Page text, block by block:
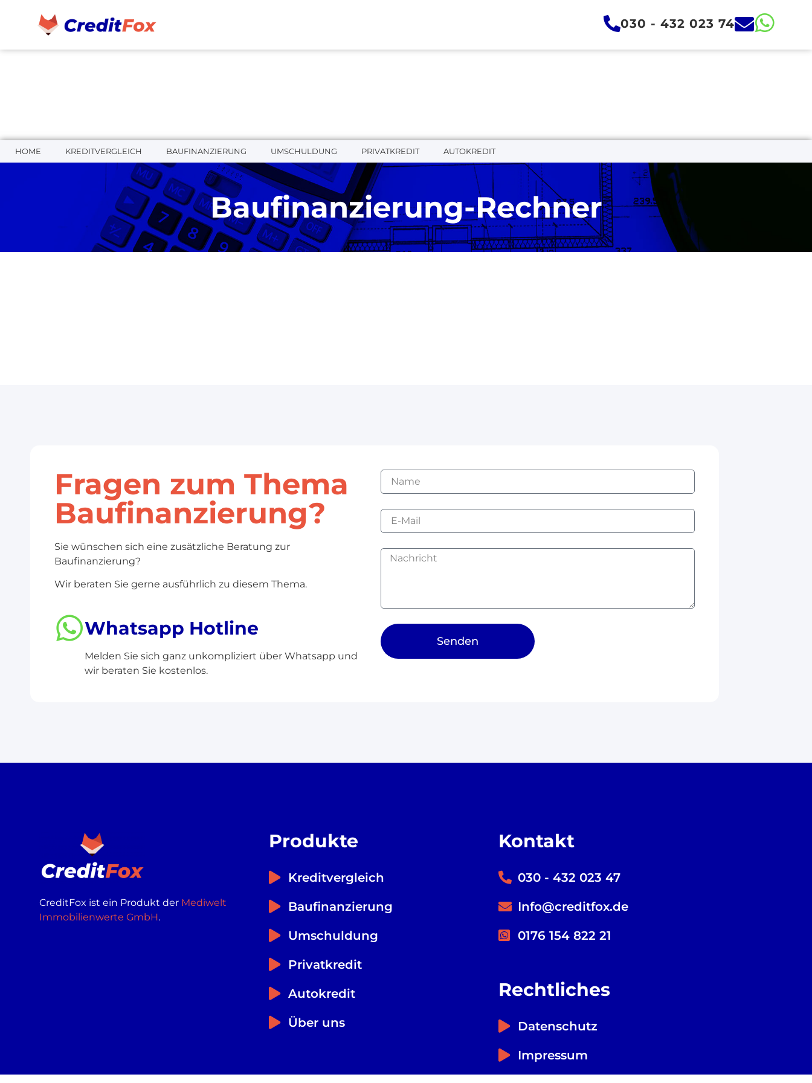
030 - 432 023 74
HOME KREDITVERGLEICH BAUFINANZIERUNG UMSCHULDUNG PRIVATKREDIT AUTOKREDIT
Baufinanzierung-Rechner
Fragen zum Thema
Baufinanzierung?
Sie wünschen sich eine zusätzliche Beratung zur
Baufinanzierung?
Wir beraten Sie gerne ausführlich zu diesem Thema.
Whatsapp Hotline
Melden Sie sich ganz unkompliziert über Whatsapp und
wir beraten Sie kostenlos.
Senden
CreditFox ist ein Produkt der Mediwelt
Immobilienwerte GmbH.
Produkte
Kreditvergleich
Baufinanzierung
Umschuldung
Privatkredit
Autokredit
Über uns
Kontakt
030 - 432 023 47
Info@creditfox.de
0176 154 822 21
Rechtliches
Datenschutz
Impressum